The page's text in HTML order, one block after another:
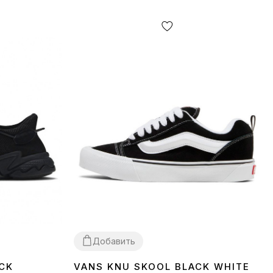
Добавить
VANS KNU SKOOL BLACK WHITE